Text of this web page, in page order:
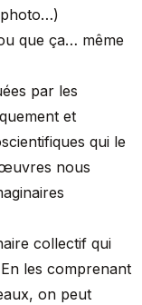
photo…)
que ça… même
par les
et
qui le
nous
collectif qui
les comprenant
on peut